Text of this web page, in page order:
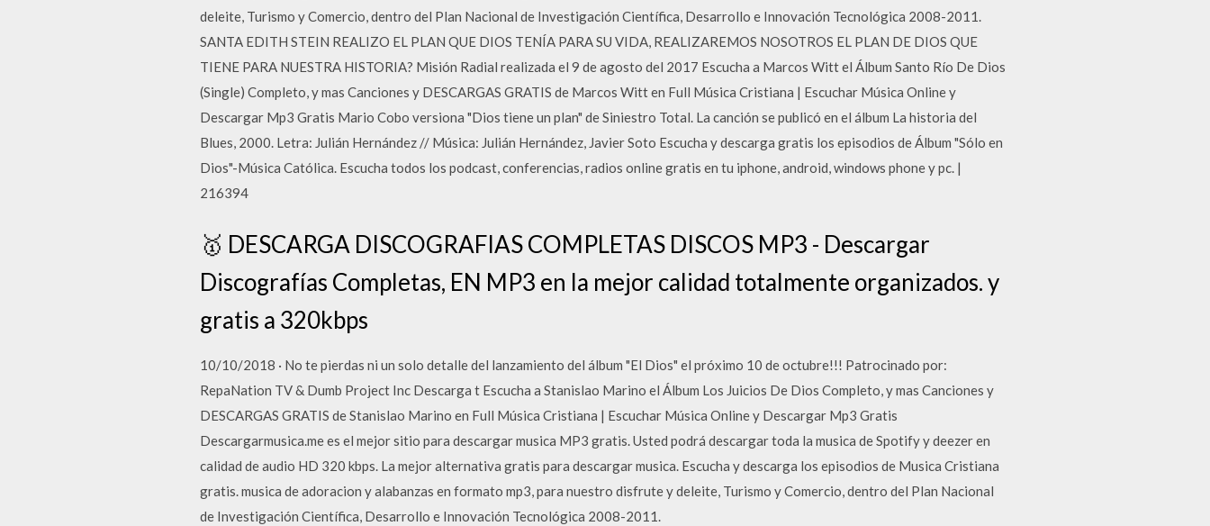
deleite, Turismo y Comercio, dentro del Plan Nacional de Investigación Científica, Desarrollo e Innovación Tecnológica 2008-2011.
SANTA EDITH STEIN REALIZO EL PLAN QUE DIOS TENÍA PARA SU VIDA, REALIZAREMOS NOSOTROS EL PLAN DE DIOS QUE
TIENE PARA NUESTRA HISTORIA? Misión Radial realizada el 9 de agosto del 2017 Escucha a Marcos Witt el Álbum Santo Río De Dios
(Single) Completo, y mas Canciones y DESCARGAS GRATIS de Marcos Witt en Full Música Cristiana | Escuchar Música Online y
Descargar Mp3 Gratis Mario Cobo versiona "Dios tiene un plan" de Siniestro Total. La canción se publicó en el álbum La historia del
Blues, 2000. Letra: Julián Hernández // Música: Julián Hernández, Javier Soto Escucha y descarga gratis los episodios de Álbum "Sólo en
Dios"-Música Católica. Escucha todos los podcast, conferencias, radios online gratis en tu iphone, android, windows phone y pc. |
216394
🥇 DESCARGA DISCOGRAFIAS COMPLETAS DISCOS MP3 - Descargar
Discografías Completas, EN MP3 en la mejor calidad totalmente organizados. y
gratis a 320kbps
10/10/2018 · No te pierdas ni un solo detalle del lanzamiento del álbum "El Dios" el próximo 10 de octubre!!! Patrocinado por:
RepaNation TV & Dumb Project Inc Descarga t Escucha a Stanislao Marino el Álbum Los Juicios De Dios Completo, y mas Canciones y
DESCARGAS GRATIS de Stanislao Marino en Full Música Cristiana | Escuchar Música Online y Descargar Mp3 Gratis
Descargarmusica.me es el mejor sitio para descargar musica MP3 gratis. Usted podrá descargar toda la musica de Spotify y deezer en
calidad de audio HD 320 kbps. La mejor alternativa gratis para descargar musica. Escucha y descarga los episodios de Musica Cristiana
gratis. musica de adoracion y alabanzas en formato mp3, para nuestro disfrute y deleite, Turismo y Comercio, dentro del Plan Nacional
de Investigación Científica, Desarrollo e Innovación Tecnológica 2008-2011.